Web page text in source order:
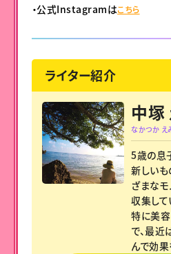
・公式Instagramはこちら
ライター紹介
中塚
なかつか え
5歳の息
新しいも
ざまな
収集して
特に美
で、最近
んで効